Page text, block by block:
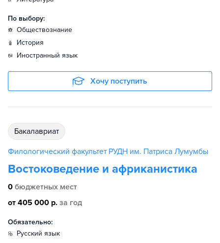
По выбору:
обществознание
история
иностранный язык
Хочу поступить
бакалавриат
Филологический факультет РУДН им. Патриса Лумумбы
Востоковедение и африканистика
0 бюджетных мест
от 405 000 р. за год
Обязательно:
русский язык